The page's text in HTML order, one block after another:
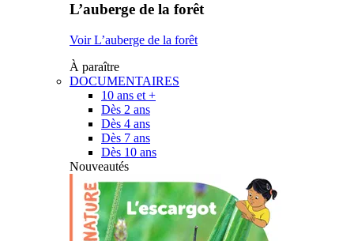
L’auberge de la forêt
Voir L’auberge de la forêt
À paraître
DOCUMENTAIRES
10 ans et +
Dès 2 ans
Dès 4 ans
Dès 7 ans
Dès 10 ans
Nouveautés